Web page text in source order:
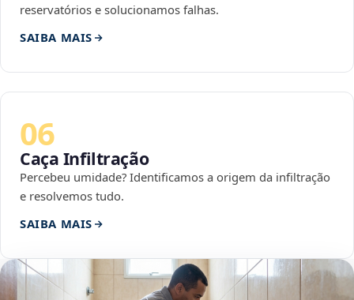
reservatórios e solucionamos falhas.
SAIBA MAIS
06
Caça Infiltração
Percebeu umidade? Identificamos a origem da infiltração
e resolvemos tudo.
SAIBA MAIS